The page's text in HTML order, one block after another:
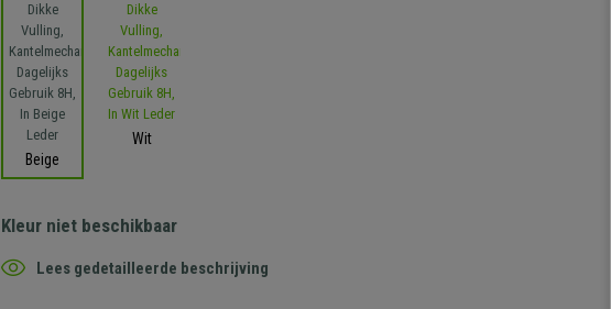
Beige
Wit
Kleur niet beschikbaar
Lees gedetailleerde beschrijving